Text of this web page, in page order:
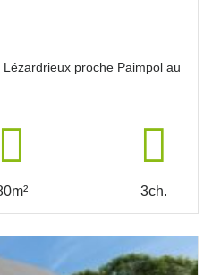
proche Paimpol au
3ch.